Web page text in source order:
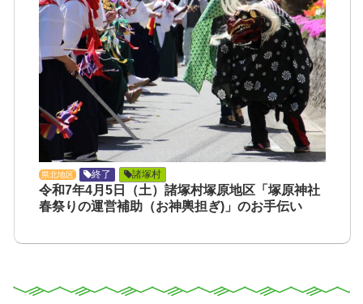
県北地区 終了 諸塚村
令和7年4月5日（土）諸塚村塚原地区「塚原神社
春祭りの運営補助（お神輿担ぎ)」のお手伝い